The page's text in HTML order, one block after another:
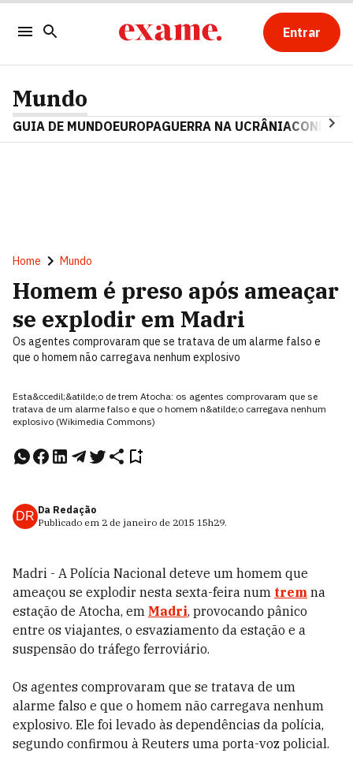
Entrar
Mundo
GUIA DE MUNDOEUROPAGUERRA NA UCRÂNIA
Home Mundo
Homem é preso após ameaçar
se explodir em Madri
Os agentes comprovaram que se tratava de um alarme falso e
que o homem não carregava nenhum explosivo
Esta&ccedil;&atilde;o de trem Atocha: os agentes comprovaram que se
tratava de um alarme falso e que o homem n&atilde;o carregava nenhum
explosivo (Wikimedia Commons)
DR Da Redação
Publicado em 2 de janeiro de 2015 15h29.
Madri - A Polícia Nacional deteve um homem que
ameaçou se explodir nesta sexta-feira num trem na
estação de Atocha, em Madri, provocando pânico
entre os viajantes, o esvaziamento da estação e a
suspensão do tráfego ferroviário.
Os agentes comprovaram que se tratava de um
alarme falso e que o homem não carregava nenhum
explosivo. Ele foi levado às dependências da polícia,
segundo confirmou à Reuters uma porta-voz policial.